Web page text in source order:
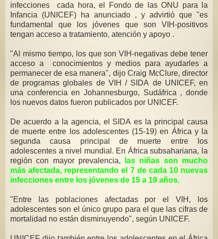
infecciones cada hora, el Fondo de las ONU para la
Infancia (UNICEF) ha anunciado , y advirtió que "es
fundamental que los jóvenes que son VIH-positivos
tengan acceso a tratamiento, atención y apoyo .
"Al mismo tiempo, los que son VIH-negativas debe tener
acceso a conocimientos y medios para ayudarles a
permanecer de esa manera", dijo Craig McClure, director
de programas globales de VIH / SIDA de UNICEF, en
una conferencia en Johannesburgo, Sudáfrica , donde
los nuevos datos fueron publicados por UNICEF.
De acuerdo a la agencia, el SIDA es la principal causa
de muerte entre los adolescentes (15-19) en África y la
segunda causa principal de muerte entre los
adolescentes a nivel mundial. En África subsahariana, la
región con mayor prevalencia,
las niñas son mucho
más afectada, representando el 7 de cada 10 nuevas
infecciones entre los jóvenes de 15 a 19 años.
"Entre las poblaciones afectadas por el VIH, los
adolescentes son el único grupo para el que las cifras de
mortalidad no están disminuyendo", según UNICEF.